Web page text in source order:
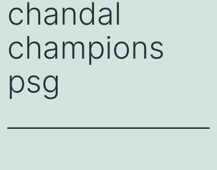
chandal
champions
psg